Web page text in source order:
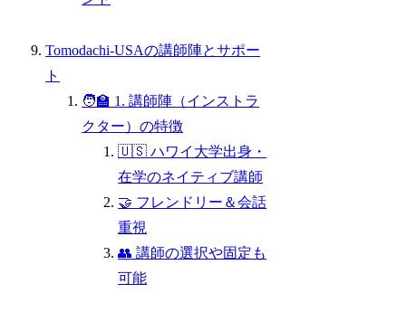
Tomodachi-USAの講師陣とサポー
ト
🧑‍🏫 1. 講師陣（インストラ
クター）の特徴
🇺🇸 ハワイ大学出身・
在学のネイティブ講師
🤝 フレンドリー＆会話
重視
👥 講師の選択や固定も
可能